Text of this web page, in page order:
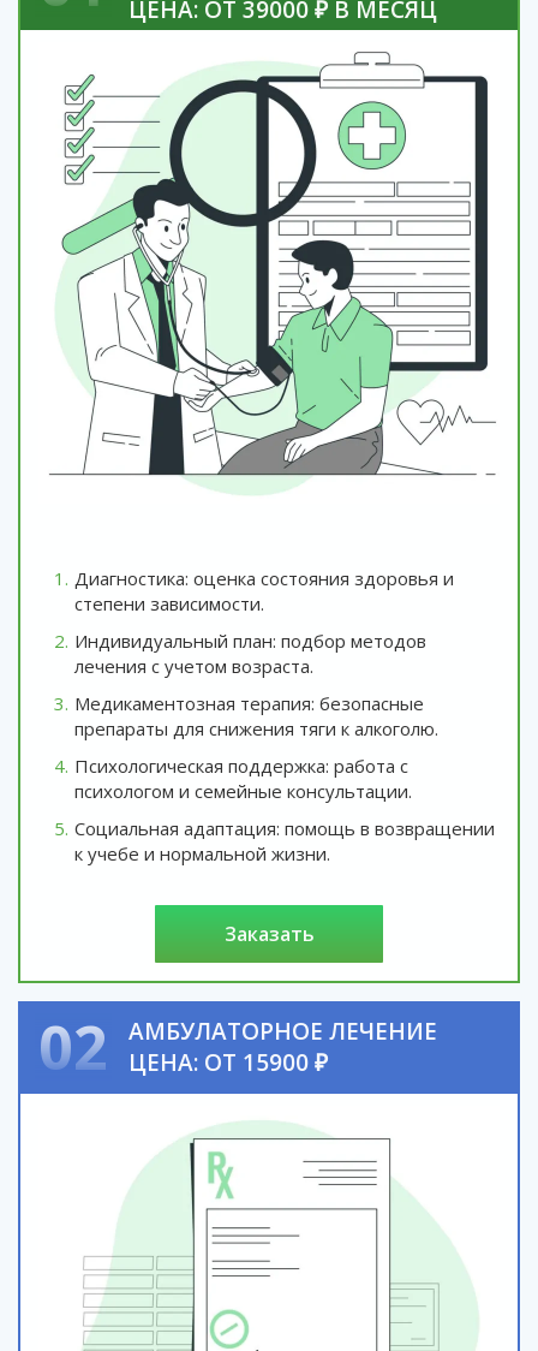
ЦЕНА: ОТ 39000 ₽ В МЕСЯЦ
Диагностика: оценка состояния здоровья и
степени зависимости.
Индивидуальный план: подбор методов
лечения с учетом возраста.
Медикаментозная терапия: безопасные
препараты для снижения тяги к алкоголю.
Психологическая поддержка: работа с
психологом и семейные консультации.
Социальная адаптация: помощь в возвращении
к учебе и нормальной жизни.
заказать
02
АМБУЛАТОРНОЕ ЛЕЧЕНИЕ
ЦЕНА: ОТ 15900 ₽